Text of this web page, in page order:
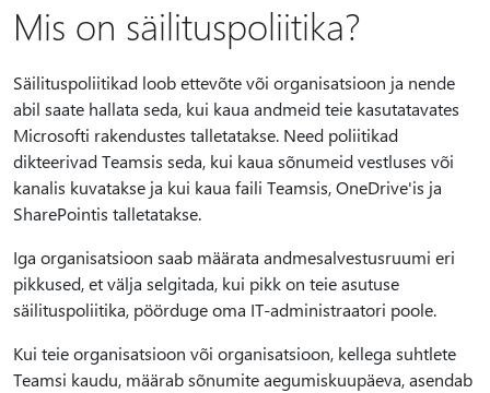
Mis on säilituspoliitika?
Säilituspoliitikad loob ettevõte või organisatsioon ja nende
abil saate hallata seda, kui kaua andmeid teie kasutatavates
Microsofti rakendustes talletatakse. Need poliitikad
dikteerivad Teamsis seda, kui kaua sõnumeid vestluses või
kanalis kuvatakse ja kui kaua faili Teamsis, OneDrive'is ja
SharePointis talletatakse.
Iga organisatsioon saab määrata andmesalvestusruumi eri
pikkused, et välja selgitada, kui pikk on teie asutuse
säilituspoliitika, pöörduge oma IT-administraatori poole.
Kui teie organisatsioon või organisatsioon, kellega suhtlete
Teamsi kaudu, määrab sõnumite aegumiskuupäeva, asendab